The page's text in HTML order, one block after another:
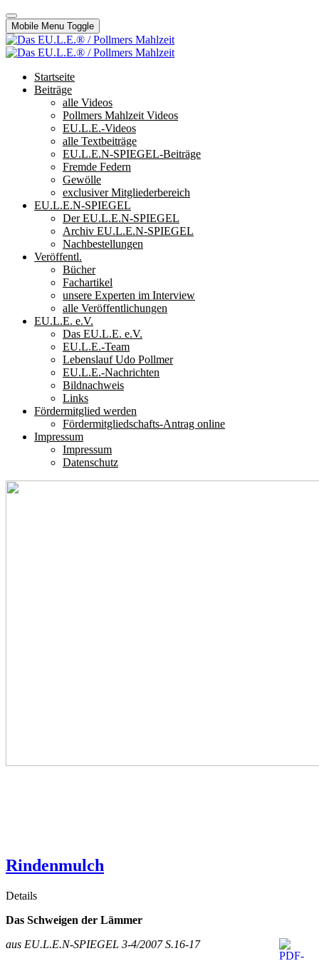
Mobile Menu Toggle
Startseite
Beiträge
alle Videos
Pollmers Mahlzeit Videos
EU.L.E.-Videos
alle Textbeiträge
EU.L.E.N-SPIEGEL-Beiträge
Fremde Federn
Gewölle
exclusiver Mitgliederbereich
EU.L.E.N-SPIEGEL
Der EU.L.E.N-SPIEGEL
Archiv EU.L.E.N-SPIEGEL
Nachbestellungen
Veröffentl.
Bücher
Fachartikel
unsere Experten im Interview
alle Veröffentlichungen
EU.L.E. e.V.
Das EU.L.E. e.V.
EU.L.E.-Team
Lebenslauf Udo Pollmer
EU.L.E.-Nachrichten
Bildnachweis
Links
Fördermitglied werden
Fördermitgliedschafts-Antrag online
Impressum
Impressum
Datenschutz
Rindenmulch
Details
Das Schweigen der Lämmer
aus EU.L.E.N-SPIEGEL 3-4/2007 S.16-17